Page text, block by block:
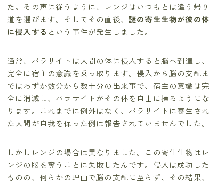
た。その声に従うように、レンジはいつもとは違う帰り
道を選びます。そしてその直後、 謎の寄生生物が彼の体
に侵入する という事件が発生しました。
通常、パラサイトは人間の体に侵入すると脳へ到達し、
完全に宿主の意識を乗っ取ります。侵入から脳の支配ま
ではわずか数分から数十分の出来事で、宿主の意識は完
全に消滅し、パラサイトがその体を自由に操るようにな
ります。これまでに例外はなく、パラサイトに寄生され
た人間が自我を保った例は報告されていませんでした。
しかしレンジの場合は異なりました。この寄生生物はレ
ンジの脳を奪うことに失敗したんです。侵入は成功した
ものの、何らかの理由で脳の支配に至らず、その結果、